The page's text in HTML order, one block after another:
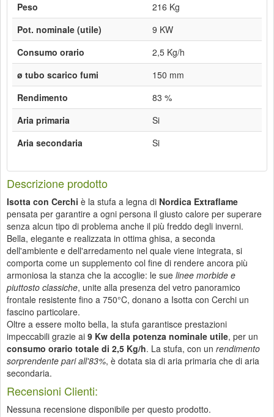
Peso
216 Kg
Pot. nominale (utile)
9 KW
Consumo orario
2,5 Kg/h
ø tubo scarico fumi
150 mm
Rendimento
83 %
Aria primaria
Si
Aria secondaria
Si
Descrizione prodotto
Isotta con Cerchi è la stufa a legna di Nordica Extraflame
pensata per garantire a ogni persona il giusto calore per superare
senza alcun tipo di problema anche il più freddo degli inverni.
Bella, elegante e realizzata in ottima ghisa, a seconda
dell'ambiente e dell'arredamento nel quale viene integrata, si
comporta come un supplemento col fine di rendere ancora più
armoniosa la stanza che la accoglie: le sue linee morbide e
piuttosto classiche, unite alla presenza del vetro panoramico
frontale resistente fino a 750°C, donano a Isotta con Cerchi un
fascino particolare.
Oltre a essere molto bella, la stufa garantisce prestazioni
impeccabili grazie ai 9 Kw della potenza nominale utile, per un
consumo orario totale di 2,5 Kg/h. La stufa, con un rendimento
sorprendente pari all'83%, è dotata sia di aria primaria che di aria
secondaria.
Recensioni Clienti:
Nessuna recensione disponibile per questo prodotto.